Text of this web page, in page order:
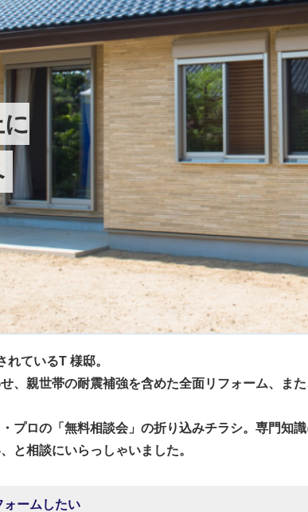
ているT 様邸。
、親世帯の耐震補強を含めた全面リフォーム、ま
プロの「無料相談会」の折り込みチラシ。専門知
と相談にいらっしゃいました。
ォームしたい